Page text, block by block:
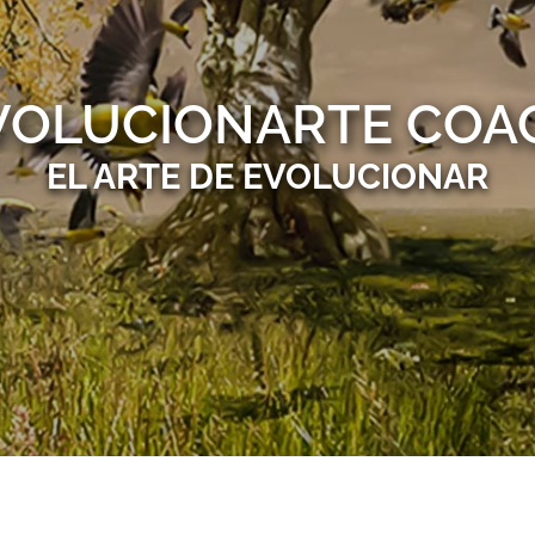
EL ARTE DE EVOLUCIONAR